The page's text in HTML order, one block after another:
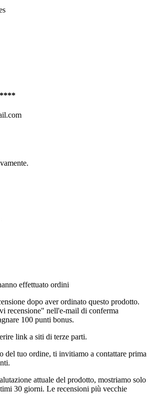
effettuato ordini
dopo aver ordinato questo prodotto.
recensione" nell'e-mail di conferma
100 punti bonus.
link a siti di terze parti.
del tuo ordine, ti invitiamo a contattare prima
attuale del prodotto, mostriamo solo
30 giorni. Le recensioni più vecchie